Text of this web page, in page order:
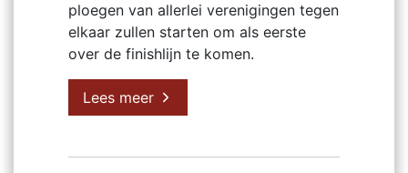
ploegen van allerlei verenigingen tegen
elkaar zullen starten om als eerste
over de finishlijn te komen.
Lees meer